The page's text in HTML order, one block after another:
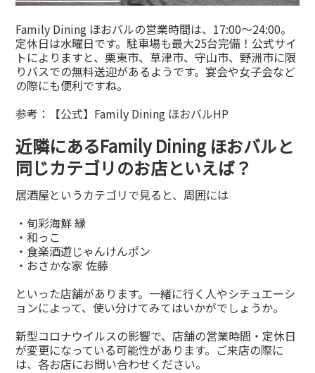
Family Dining ほおバルの営業時間は、17:00〜24:00。
定休日は水曜日です。駐車場も最大25台完備！公式サイ
トによりますと、栗東市、草津市、守山市、野洲市に限
りバスでの無料送迎があるようです。宴会や女子会など
の際にも便利ですね。
参考：
【公式】Family Dining ほおバルHP
近隣にあるFamily Dining ほおバルと
同じカテゴリのお店といえば？
居酒屋というカテゴリで見ると、周囲には
・旬彩海鮮 縁
・和っこ
・食楽酒遊じゃんけんポン
・おさかな家 佐藤
といった店舗があります。一緒に行く人やシチュエーシ
ョンによって、使い分けてみてはいかがでしょうか。
新型コロナウイルスの影響で、店舗の営業時間・定休日
が変更になっている可能性があります。ご来店の際に
は、各お店にお問い合わせください。